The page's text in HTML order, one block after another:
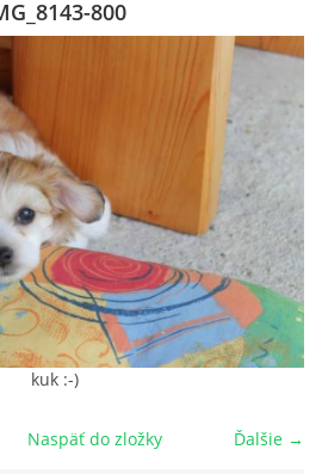
800
kuk :-)
Ďalšie →
Naspäť do zložky